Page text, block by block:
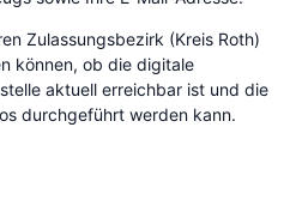
Zulassungsbezirk (Kreis Roth)
können, ob die digitale
aktuell erreichbar ist und die
durchgeführt werden kann.